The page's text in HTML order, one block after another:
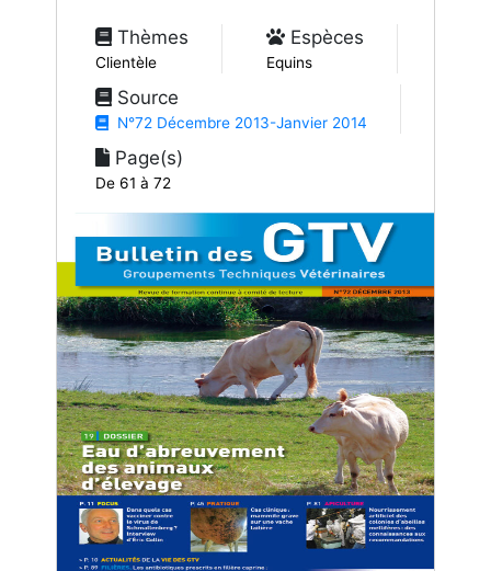
Thèmes
Clientèle
Espèces
Equins
Source
N°72 Décembre 2013-Janvier 2014
Page(s)
De 61 à 72